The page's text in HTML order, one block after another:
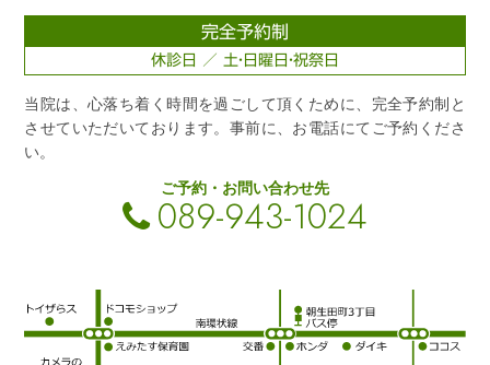
完全予約制
休診日 ／ 土・日曜日・祝祭日
当院は、心落ち着く時間を過ごして頂くために、完全予約制と
させていただいております。事前に、お電話にてご予約くださ
い。
ご予約・お問い合わせ先
089-943-1024